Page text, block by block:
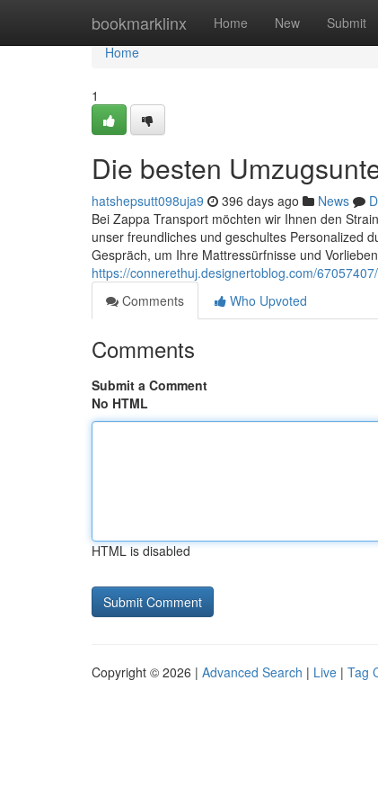
bookmarklinx Home New Submit
Home
Home
1
Die besten
hatshepsutt098uja9 396 days ago News
Bei Zappa Transport möchten wir Ihnen den
unser freundliches und geschultes Personalized
Gespräch, um Ihre Mattressürfnisse und
https://connerethuj.designertoblog.com/
Comments
Who Upvoted
Comments
Submit a Comment
No HTML
HTML is disabled
Copyright © 2026 | Advanced Search | Live | Tag